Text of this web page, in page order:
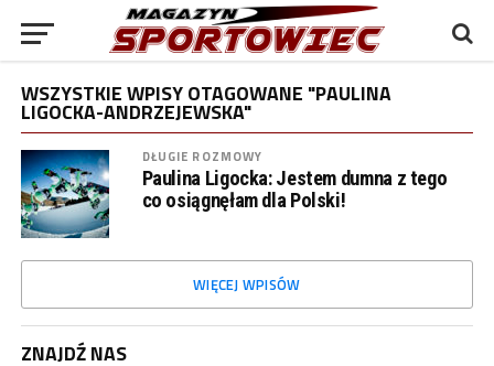
WSZYSTKIE WPISY OTAGOWANE "PAULINA
LIGOCKA-ANDRZEJEWSKA"
DŁUGIE ROZMOWY
Paulina Ligocka: Jestem dumna z tego
co osiągnęłam dla Polski!
WIĘCEJ WPISÓW
ZNAJDŹ NAS